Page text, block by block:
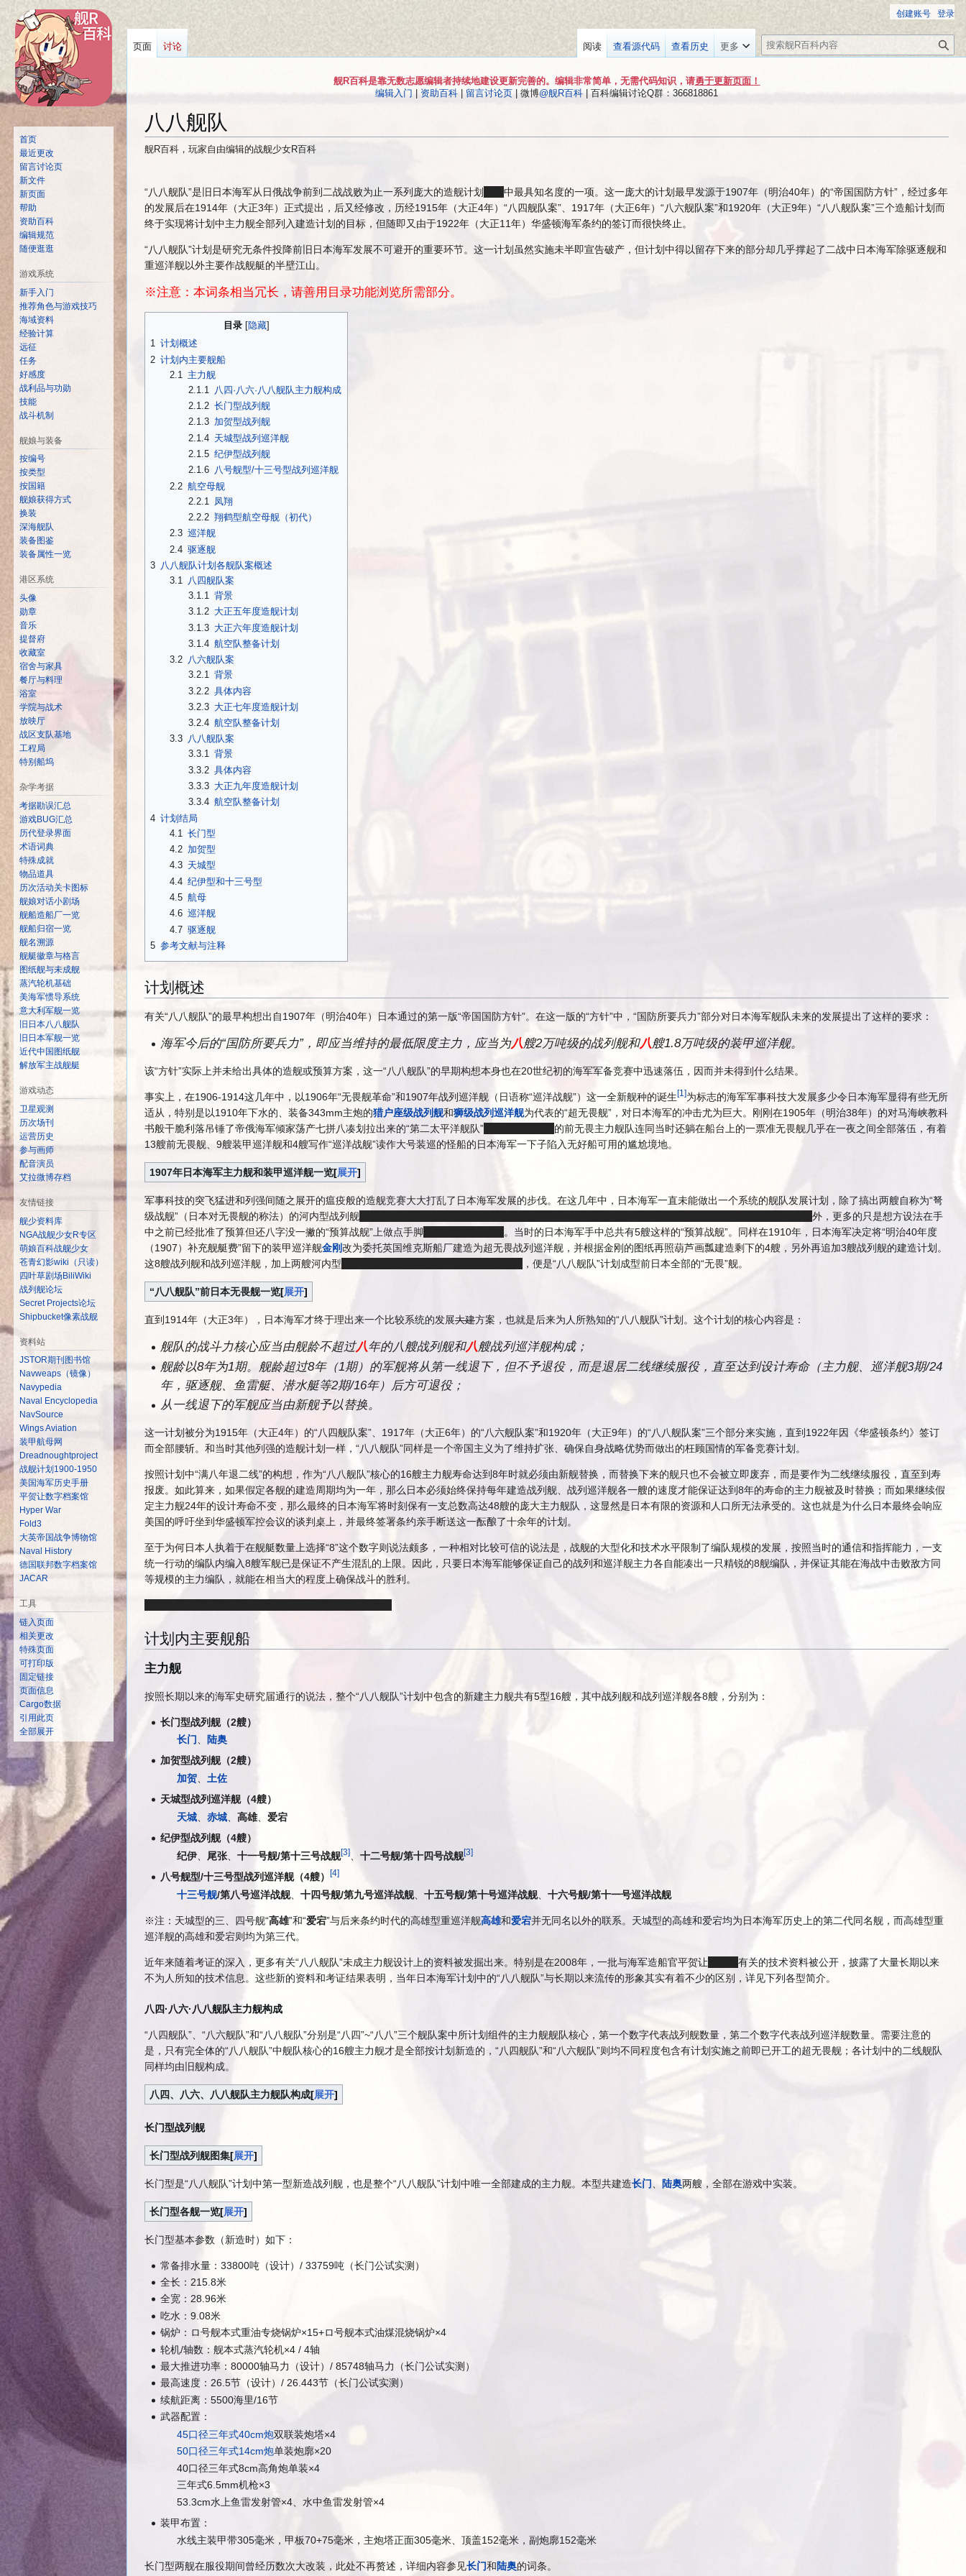
舰R百科是靠无数志愿编辑者持续地建设更新完善的。编辑非常简单，无需代码知识，请勇于更新页面！
编辑入门
资助百科 留言讨论页 | 微博@舰R百科 | 百科编辑讨论Q群：366818861
八八舰队
舰R百科，玩家自由编辑的战舰少女R百科
转
到
导
转
到
搜
“八八舰队”是旧日本海军从日俄战争前到二战战败为止一系列庞大的造舰计划
中最具知名度的一项。这一庞大的计划最早发源于1907年（明治40年）的“帝国国防方针”，经过多年
的发展后在1914年（大正3年）正式提出，后又经修改，历经1915年（大正4年）“八四舰队案”、1917年（大正6年）“八六舰队案”和1920年（大正9年）“八八舰队案”三个造船计划而
终于实现将计划中主力舰全部列入建造计划的目标，但随即又由于1922年（大正11年）华盛顿海军条约的签订而很快终止。
“八八舰队”计划是研究无条件投降前旧日本海军发展不可避开的重要环节。这一计划虽然实施未半即宣告破产，但计划中得以留存下来的部分却几乎撑起了二战中日本海军除驱逐舰和
重巡洋舰以外主要作战舰艇的半壁江山。
※注意：本词条相当冗长，请善用目录功能浏览所需部分。
目录
1 计划概述
2 计划内主要舰船
2.1
主力舰
2.1.1
八四·八六·八八舰队主力舰构成
2.1.2 长门型战列舰
2.1.3 加贺型战列舰
2.1.4 天城型战列巡洋舰
2.1.5 纪伊型战列舰
2.1.6 八号舰型/十三号型战列巡洋舰
2.2 航空母舰
2.2.1
凤翔
2.2.2 翔鹤型航空母舰（初代）
2.3 巡洋舰
2.4 驱逐舰
3 八八舰队计划各舰队案概述
3.1
八四舰队案
3.1.1
背景
3.1.2 大正五年度造舰计划
3.1.3 大正六年度造舰计划
3.1.4 航空队整备计划
3.2 八六舰队案
3.2.1 背景
3.2.2 具体内容
3.2.3 大正七年度造舰计划
3.2.4 航空队整备计划
3.3 八八舰队案
3.3.1 背景
3.3.2 具体内容
3.3.3 大正九年度造舰计划
3.3.4 航空队整备计划
4 计划结局
4.1
长门型
4.2 加贺型
4.3 天城型
4.4 纪伊型和十三号型
4.5 航母
4.6 巡洋舰
4.7 驱逐舰
5 参考文献与注释
计划概述
有关“八八舰队”的最早构想出自1907年（明治40年）日本通过的第一版“帝国国防方针”。在这一版的“方针”中，“国防所要兵力”部分对日本海军舰队未来的发展提出了这样的要求：
海军今后的“国防所要兵力”，即应当维持的最低限度主力，应当为八艘2万吨级的战列舰和八艘1.8万吨级的装甲巡洋舰。
该“方针”实际上并未给出具体的造舰或预算方案，这一“八八舰队”的早期构想本身也在20世纪初的海军军备竞赛中迅速落伍，因而并未得到什么结果。
事实上，在1906-1914这几年中，以1906年“无畏舰革命”和1907年战列巡洋舰（日语称“巡洋战舰”）这一全新舰种的诞生[1]为标志的海军军事科技大发展多少令日本海军显得有些无所
适从，特别是以1910年下水的、装备343mm主炮的猎户座级战列舰和狮级战列巡洋舰为代表的“超无畏舰”，对日本海军的冲击尤为巨大。刚刚在1905年（明治38年）的对马海峡教科
书般干脆利落吊锤了帝俄海军倾家荡产七拼八凑划拉出来的“第二太平洋舰队”
的前无畏主力舰队连同当时还躺在船台上的一票准无畏舰几乎在一夜之间全部落伍，有着
13艘前无畏舰、9艘装甲巡洋舰和4艘写作“巡洋战舰”读作大号装巡的怪船的日本海军一下子陷入无好船可用的尴尬境地。
展开
1907年日本海军主力舰和装甲巡洋舰一览
军事科技的突飞猛进和列强间随之展开的瘟疫般的造舰竞赛大大打乱了日本海军发展的步伐。在这几年中，日本海军一直未能做出一个系统的舰队发展计划，除了搞出两艘自称为“弩
级战舰”（日本对无畏舰的称法）的河内型战列舰
外，更多的只是想方设法在手
中之前已经批准了预算但还八字没一撇的“预算战舰”上做点手脚
。当时的日本海军手中总共有5艘这样的“预算战舰”。同样在1910年，日本海军决定将“明治40年度
（1907）补充舰艇费”留下的装甲巡洋舰金刚改为委托英国维克斯船厂建造为超无畏战列巡洋舰，并根据金刚的图纸再照葫芦画瓢建造剩下的4艘，另外再追加3艘战列舰的建造计划。
这8艘战列舰和战列巡洋舰，加上两艘河内型
，便是“八八舰队”计划成型前日本全部的“无畏”舰。
展开
“八八舰队”前日本无畏舰一览
直到1914年（大正3年），日本海军才终于理出来一个比较系统的发展大建方案，也就是后来为人所熟知的“八八舰队”计划。这个计划的核心内容是：
舰队的战斗力核心应当由舰龄不超过八年的八艘战列舰和八艘战列巡洋舰构成；
舰龄以8年为1期。舰龄超过8年（1期）的军舰将从第一线退下，但不予退役，而是退居二线继续服役，直至达到设计寿命（主力舰、巡洋舰3期/24
年，驱逐舰、鱼雷艇、潜水艇等2期/16年）后方可退役；
从一线退下的军舰应当由新舰予以替换。
这一计划被分为1915年（大正4年）的“八四舰队案”、1917年（大正6年）的“八六舰队案”和1920年（大正9年）的“八八舰队案”三个部分来实施，直到1922年因《华盛顿条约》签订
而全部腰斩。和当时其他列强的造舰计划一样，“八八舰队”同样是一个帝国主义为了维持扩张、确保自身战略优势而做出的枉顾国情的军备竞赛计划。
按照计划中“满八年退二线”的构想，作为“八八舰队”核心的16艘主力舰寿命达到8年时就必须由新舰替换，而替换下来的舰只也不会被立即废弃，而是要作为二线继续服役，直至到寿
报废。如此算来，如果假定各舰的建造周期均为一年，那么日本必须始终保持每年建造战列舰、战列巡洋舰各一艘的速度才能保证达到8年的寿命的主力舰被及时替换；而如果继续假
定主力舰24年的设计寿命不变，那么最终的日本海军将时刻保有一支总数高达48艘的庞大主力舰队，这显然是日本有限的资源和人口所无法承受的。这也就是为什么日本最终会响应
美国的呼吁坐到华盛顿军控会议的谈判桌上，并最终签署条约亲手断送这一酝酿了十余年的计划。
至于为何日本人执着于在舰艇数量上选择“8”这个数字则说法颇多，一种相对比较可信的说法是，战舰的大型化和技术水平限制了编队规模的发展，按照当时的通信和指挥能力，一支
统一行动的编队内编入8艘军舰已是保证不产生混乱的上限。因此，只要日本海军能够保证自己的战列和巡洋舰主力各自能凑出一只精锐的8舰编队，并保证其能在海战中击败敌方同
等规模的主力编队，就能在相当大的程度上确保战斗的胜利。
计划内主要舰船
主力舰
按照长期以来的海军史研究届通行的说法，整个“八八舰队”计划中包含的新建主力舰共有5型16艘，其中战列舰和战列巡洋舰各8艘，分别为：
长门型战列舰（2艘）
长门、
陆奥
加贺型战列舰（2艘）
加贺、 土佐
天城型战列巡洋舰（4艘）
天城、 赤城、 高雄、 爱宕
纪伊型战列舰（4艘）
纪伊、 尾张、 十一号舰/第十三号战舰[3]、 十二号舰/第十四号战舰[3]
八号舰型/十三号型战列巡洋舰（4艘）[4]
十三号舰/第八号巡洋战舰、 十四号舰/第九号巡洋战舰、 十五号舰/第十号巡洋战舰、 十六号舰/第十一号巡洋战舰
※注：天城型的三、四号舰“高雄”和“爱宕”与后来条约时代的高雄型重巡洋舰高雄和爱宕并无同名以外的联系。天城型的高雄和爱宕均为日本海军历史上的第二代同名舰，而高雄型重
巡洋舰的高雄和爱宕则均为第三代。
近年来随着考证的深入，更多有关“八八舰队”未成主力舰设计上的资料被发掘出来。特别是在2008年，一批与海军造船官平贺让
有关的技术资料被公开，披露了大量长期以来
不为人所知的技术信息。这些新的资料和考证结果表明，当年日本海军计划中的“八八舰队”与长期以来流传的形象其实有着不少的区别，详见下列各型简介。
八四·八六·八八舰队主力舰构成
“八四舰队”、“八六舰队”和“八八舰队”分别是“八四”~“八八”三个舰队案中所计划组件的主力舰舰队核心，第一个数字代表战列舰数量，第二个数字代表战列巡洋舰数量。需要注意的
是，只有完全体的“八八舰队”中舰队核心的16艘主力舰才是全部按计划新造的，“八四舰队”和“八六舰队”则均不同程度包含有计划实施之前即已开工的超无畏舰；各计划中的二线舰队
同样均由旧舰构成。
展开
八四、八六、八八舰队主力舰队构成
长门型战列舰
展开
长门型战列舰图集
长门型是“八八舰队”计划中第一型新造战列舰，也是整个“八八舰队”计划中唯一全部建成的主力舰。本型共建造长门 陆奥两艘，全部在游戏中实装。
展开
长门型各舰一览
长门型基本参数（新造时）如下：
常备排水量：33800吨（设计）/ 33759吨（长门公试实测）
全长：215.8米
全宽：28.96米
吃水：9.08米
锅炉：ロ号舰本式重油专烧锅炉×15+ロ号舰本式油煤混烧锅炉×4
轮机/轴数：舰本式蒸汽轮机×4 / 4轴
最大推进功率：80000轴马力（设计）/ 85748轴马力（长门公试实测）
最高速度：26.5节（设计）/ 26.443节（长门公试实测）
续航距离：5500海里/16节
武器配置：
45口径三年式40cm炮双联装炮塔×4
50口径三年式14cm炮单装炮廓×20
40口径三年式8cm高角炮单装×4
三年式6.5mm机枪×3
53.3cm水上鱼雷发射管×4、水中鱼雷发射管×4
装甲布置：
水线主装甲带305毫米，甲板70+75毫米，主炮塔正面305毫米、顶盖152毫米，副炮廓152毫米
长门型两舰在服役期间曾经历数次大改装，此处不再赘述，详细内容参见长门和陆奥的词条。
创建账号 登录
页面 讨论 阅读 查看源代码 查看历史 更多
搜
索
首页
最近更改
留言讨论页
新文件
新页面
帮助
资助百科
编辑规范
随便逛逛
游戏系统
新手入门
推荐角色与游戏技巧
海域资料
经验计算
远征
任务
好感度
战利品与功勋
技能
战斗机制
舰娘与装备
按编号
按类型
按国籍
舰娘获得方式
换装
深海舰队
装备图鉴
装备属性一览
港区系统
头像
勋章
音乐
提督府
收藏室
宿舍与家具
餐厅与料理
浴室
学院与战术
放映厅
战区支队基地
工程局
特别船坞
杂学考据
考据勘误汇总
游戏BUG汇总
历代登录界面
术语词典
特殊成就
物品道具
历次活动关卡图标
舰娘对话小剧场
舰船造船厂一览
舰船归宿一览
舰名溯源
舰艇徽章与格言
图纸舰与未成舰
蒸汽轮机基础
美海军惯导系统
意大利军舰一览
旧日本八八舰队
旧日本军舰一览
近代中国图纸舰
解放军主战舰艇
游戏动态
卫星观测
历次场刊
运营历史
参与画师
配音演员
艾拉微博存档
友情链接
舰少资料库
NGA战舰少女R专区
萌娘百科战舰少女
苍青幻影wiki（只读）
四叶草剧场BiliWiki
战列舰论坛
Secret Projects论坛
Shipbucket像素战舰
资料站
JSTOR期刊图书馆
Navweaps（镜像）
Navypedia
Naval Encyclopedia
NavSource
Wings Aviation
装甲航母网
Dreadnoughtproject
战舰计划1900-1950
美国海军历史手册
平贺让数字档案馆
Hyper War
Fold3
大英帝国战争博物馆
Naval History
德国联邦数字档案馆
JACAR
工具
链入页面
相关更改
特殊页面
可打印版
固定链接
页面信息
Cargo数据
引用此页
全部展开